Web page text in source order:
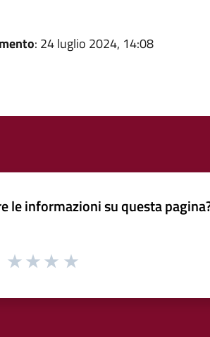
: 24 luglio 2024, 14:08
le informazioni su questa